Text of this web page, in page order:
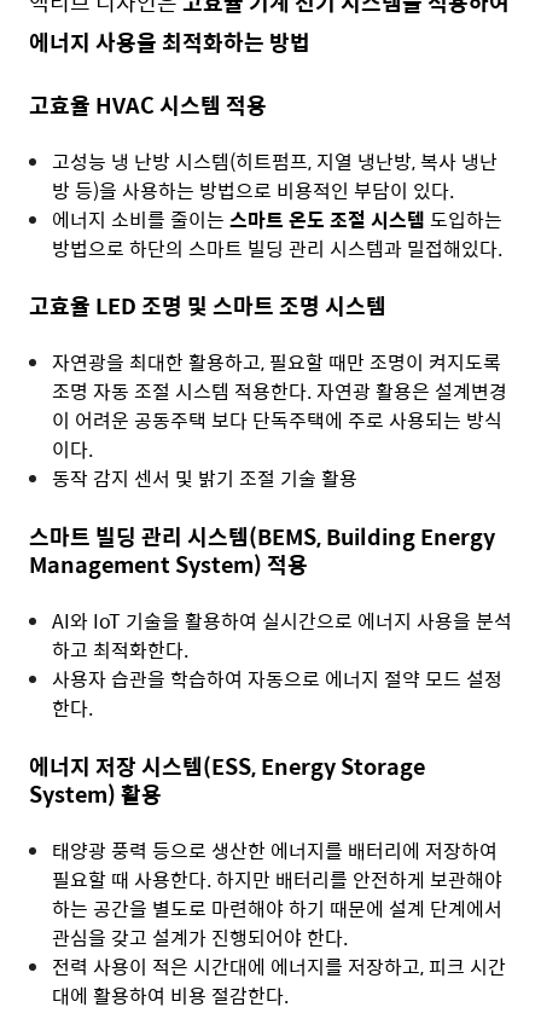
에너지 사용을 최적화하는 방법
고효율 HVAC 시스템 적용
고성능 냉 난방 시스템(히트펌프, 지열 냉난방, 복사 냉난
방 등)을 사용하는 방법으로 비용적인 부담이 있다.
에너지 소비를 줄이는 스마트 온도 조절 시스템 도입하는
방법으로 하단의 스마트 빌딩 관리 시스템과 밀접해있다.
고효율 LED 조명 및 스마트 조명 시스템
자연광을 최대한 활용하고, 필요할 때만 조명이 켜지도록
조명 자동 조절 시스템 적용한다. 자연광 활용은 설계변경
이 어려운 공동주택 보다 단독주택에 주로 사용되는 방식
이다.
동작 감지 센서 및 밝기 조절 기술 활용
스마트 빌딩 관리 시스템(BEMS, Building Energy
Management System) 적용
AI와 IoT 기술을 활용하여 실시간으로 에너지 사용을 분석
하고 최적화한다.
사용자 습관을 학습하여 자동으로 에너지 절약 모드 설정
한다.
에너지 저장 시스템(ESS, Energy Storage
System) 활용
태양광 풍력 등으로 생산한 에너지를 배터리에 저장하여
필요할 때 사용한다. 하지만 배터리를 안전하게 보관해야
하는 공간을 별도로 마련해야 하기 때문에 설계 단계에서
관심을 갖고 설계가 진행되어야 한다.
전력 사용이 적은 시간대에 에너지를 저장하고, 피크 시간
대에 활용하여 비용 절감한다.